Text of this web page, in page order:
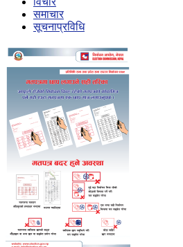
समाचार
सूचनाप्रविधि